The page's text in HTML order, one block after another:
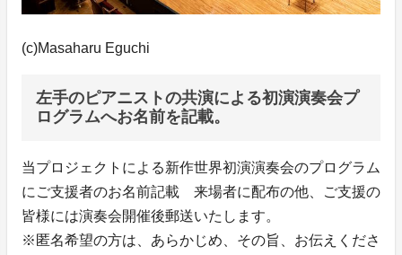
(c)Masaharu Eguchi
左手のピアニストの共演による初演演奏会プ
ログラムへお名前を記載。
当プロジェクトによる新作世界初演演奏会のプログラム
にご支援者のお名前記載 来場者に配布の他、ご支援の
皆様には演奏会開催後郵送いたします。
※匿名希望の方は、あらかじめ、その旨、お伝えくださ